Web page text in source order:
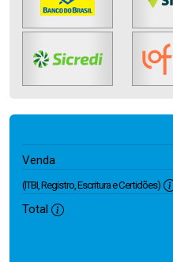
Venda
(ITBI, Registro, Escritura e Certidões)
Total